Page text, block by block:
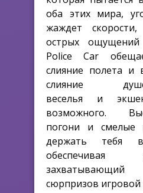
оба этих мира,
жаждет
острых
Police Car
слияние полета и
слияние
веселья и
возможного.
погони и смелые
держать тебя
обеспечивая
сюрпризов игровой